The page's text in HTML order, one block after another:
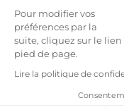
Pour modifier vos
préférences par la
suite, cliquez sur le
pied de page.
Lire la politique de
Dimensions : 45 x
LIVRAISON ET
Livraison